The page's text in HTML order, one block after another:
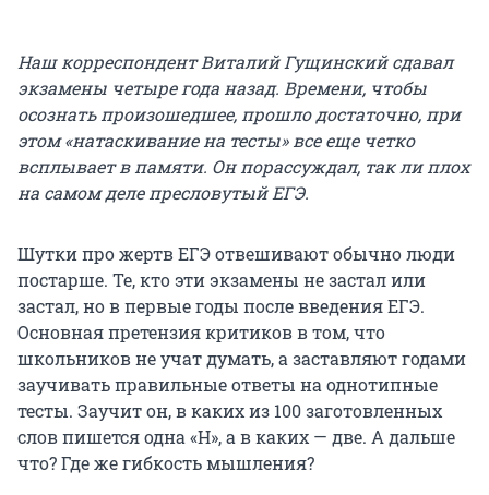
Наш корреспондент Виталий Гущинский сдавал
экзамены четыре года назад. Времени, чтобы
осознать произошедшее, прошло достаточно, при
этом «натаскивание на тесты» все еще четко
всплывает в памяти. Он порассуждал, так ли плох
на самом деле пресловутый ЕГЭ.
Шутки про жертв ЕГЭ отвешивают обычно люди
постарше. Те, кто эти экзамены не застал или
застал, но в первые годы после введения ЕГЭ.
Основная претензия критиков в том, что
школьников не учат думать, а заставляют годами
заучивать правильные ответы на однотипные
тесты. Заучит он, в каких из 100 заготовленных
слов пишется одна «Н», а в каких — две. А дальше
что? Где же гибкость мышления?